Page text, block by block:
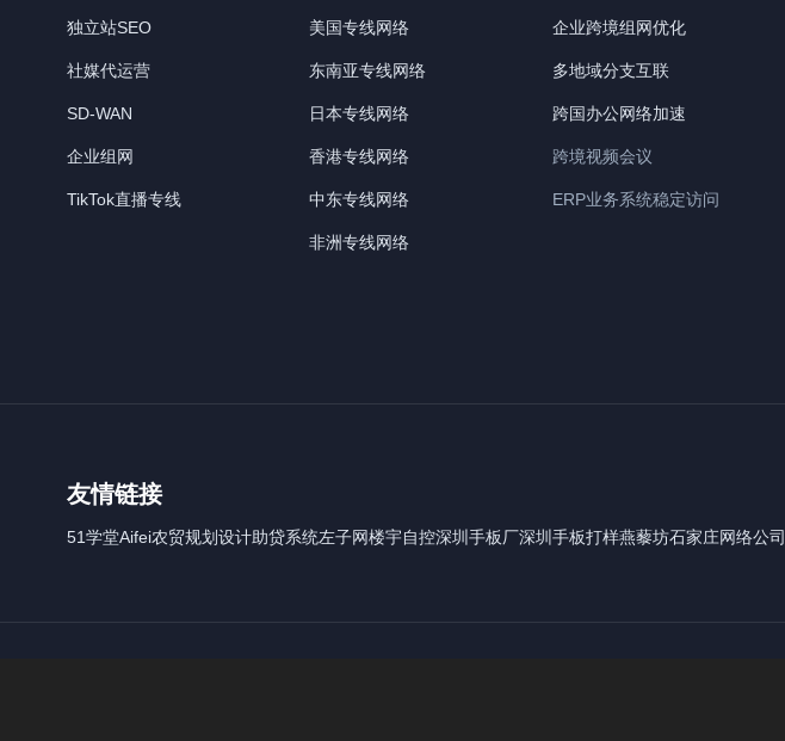
址
独立站SEO
社媒代运营
SD-WAN
企业组网
TikTok直播专线
美国专线网络
东南亚专线网络
日本专线网络
香港专线网络
中东专线网络
非洲专线网络
企业跨境组网优化
多地域分支互联
跨国办公网络加速
跨境视频会议
ERP业务系统稳定访问
友情链接
51学堂Aifei农贸规划设计助贷系统左子网楼宇自控深圳手板厂深圳手板打样燕藜坊石家庄网络公司